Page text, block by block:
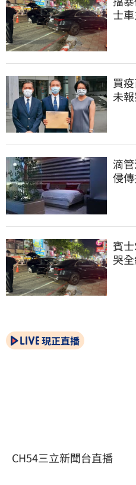
士
買
未
滴
侵
賓
哭
現正直播
CH54三立新聞台直播